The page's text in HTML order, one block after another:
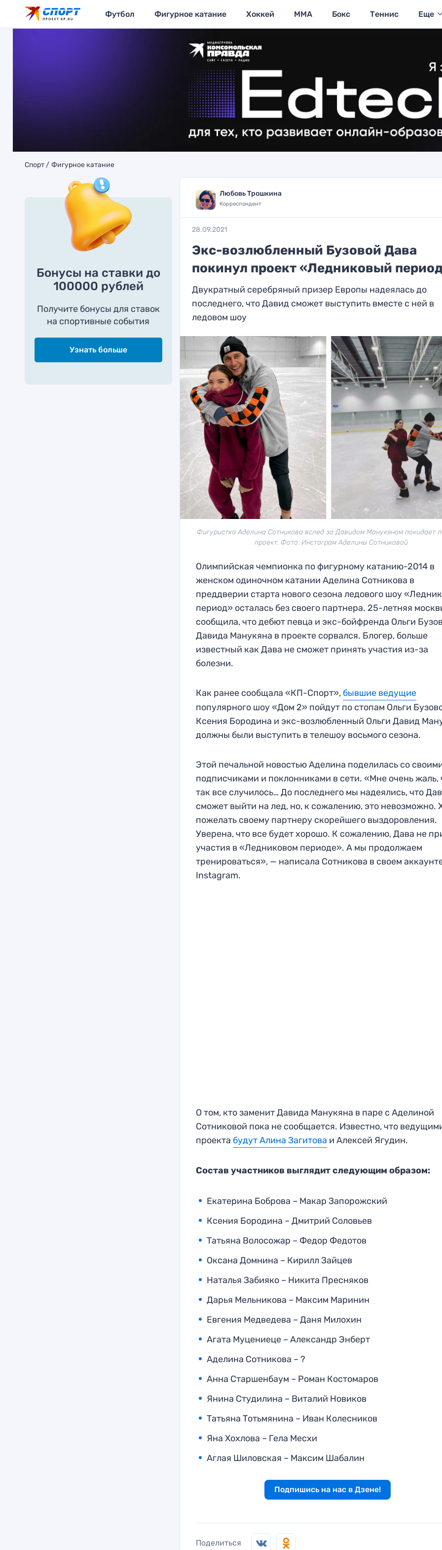
Футбол Фигурное катание Хоккей MMA Бокс Теннис Еще
Спорт Фигурное катание
Бонусы на ставки до
100000 рублей
Получите бонусы для ставок
на спортивные события
Узнать больше
Любовь Трошкина
Корреспондент
28.09.2021
Экс-возлюбленный Бузовой Дава
покинул проект «Ледниковый
Двукратный серебряный призер Европы надеялась до
последнего, что Давид сможет выступить вместе с ней в
ледовом шоу
Фигуристка Аделина Сотникова вслед за Давидом Манукяном покидает
проект. Фото: Инстаграм Аделины Сотниковой
Олимпийская чемпионка по фигурному катанию-2014 в
женском одиночном катании Аделина Сотникова в
преддверии старта нового сезона ледового шоу
период» осталась без своего партнера. 25-летняя
сообщила, что дебют певца и экс-бойфренда Ольги
Давида Манукяна в проекте сорвался. Блогер, больше
известный как Дава не сможет принять участия из-за
болезни.
Как ранее сообщала «КП-Спорт», бывшие ведущие
популярного шоу «Дом 2» пойдут по стопам Ольги
Ксения Бородина и экс-возлюбленный Ольги Давид
должны были выступить в телешоу восьмого сезона.
Этой печальной новостью Аделина поделилась со
подписчиками и поклонниками в сети. «Мне очень жаль,
так все случилось… До последнего мы надеялись, что
сможет выйти на лед, но, к сожалению, это невозможно.
пожелать своему партнеру скорейшего выздоровления.
Уверена, что все будет хорошо. К сожалению, Дава не
участия в «Ледниковом периоде». А мы продолжаем
тренироваться», — написала Сотникова в своем
Instagram.
О том, кто заменит Давида Манукяна в паре с Аделиной
Сотниковой пока не сообщается. Известно, что
проекта будут Алина Загитова и Алексей Ягудин.
Состав участников выглядит следующим образом:
Екатерина Боброва – Макар Запорожский
Ксения Бородина – Дмитрий Соловьев
Татьяна Волосожар – Федор Федотов
Оксана Домнина – Кирилл Зайцев
Наталья Забияко – Никита Пресняков
Дарья Мельникова – Максим Маринин
Евгения Медведева – Даня Милохин
Агата Муцениеце – Александр Энберт
Аделина Сотникова – ?
Анна Старшенбаум – Роман Костомаров
Янина Студилина – Виталий Новиков
Татьяна Тотьмянина – Иван Колесников
Яна Хохлова – Гела Месхи
Аглая Шиловская – Максим Шабалин
Подпишись на нас в Дзене!
Поделиться